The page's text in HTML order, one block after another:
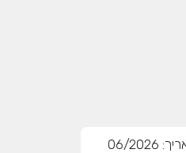
2026